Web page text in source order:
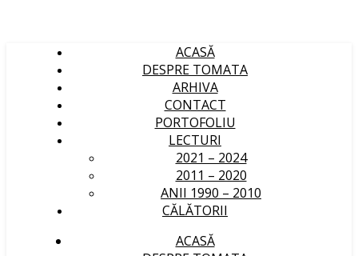
ACASĂ
DESPRE TOMATA
ARHIVA
CONTACT
PORTOFOLIU
LECTURI
2021 – 2024
2011 – 2020
ANII 1990 – 2010
CĂLĂTORII
ACASĂ